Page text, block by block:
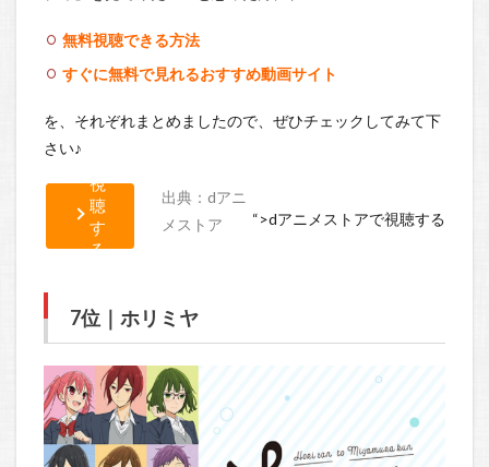
無料視聴できる方法
すぐに無料で見れるおすすめ動画サイト
を、それぞれまとめましたので、ぜひチェックしてみて下
さい♪
視
聴
す
る
出典：dアニ
メストア
“>dアニメストアで視聴する
7位｜ホリミヤ